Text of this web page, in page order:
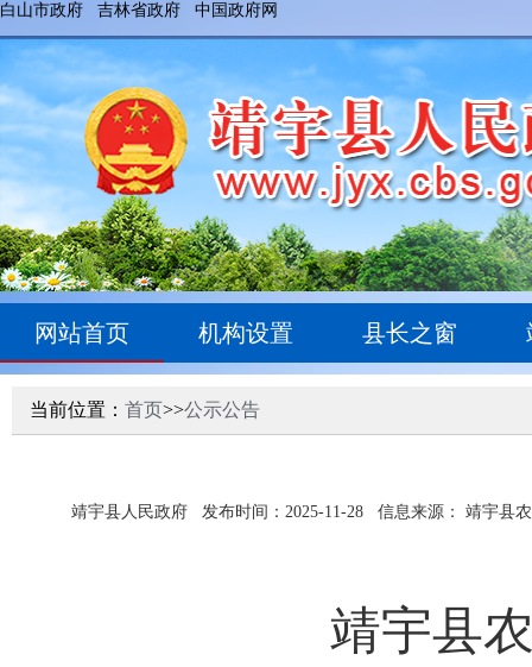
白山市政府 吉林省政府 中国政府网
网站首页 机构设置 县长之窗
当前位置： 首页>>公示公告
靖宇县人民政府 发布时间：2025-11-28 信息来源： 靖宇县
靖宇县